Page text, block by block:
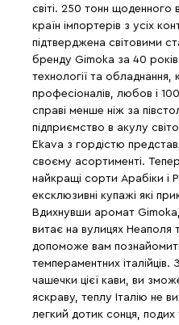
світі. 250 тонн щоденного
країн імпортерів з усіх
підтверджена світовими
бренду Gimoka за 40
технології та
професіоналів, любов і
справі менше ніж за
підприємство в акулу
Ekava з гордістю
своєму асортименті.
найкращі сорти Арабіки і
ексклюзивні купажі які
Вдихнувши аромат
витає на вулицях Неаполя
допоможе вам
темпераментних
чашечки цієї кави, ви
яскраву, теплу Італію не
легкий дотик сонця, подих